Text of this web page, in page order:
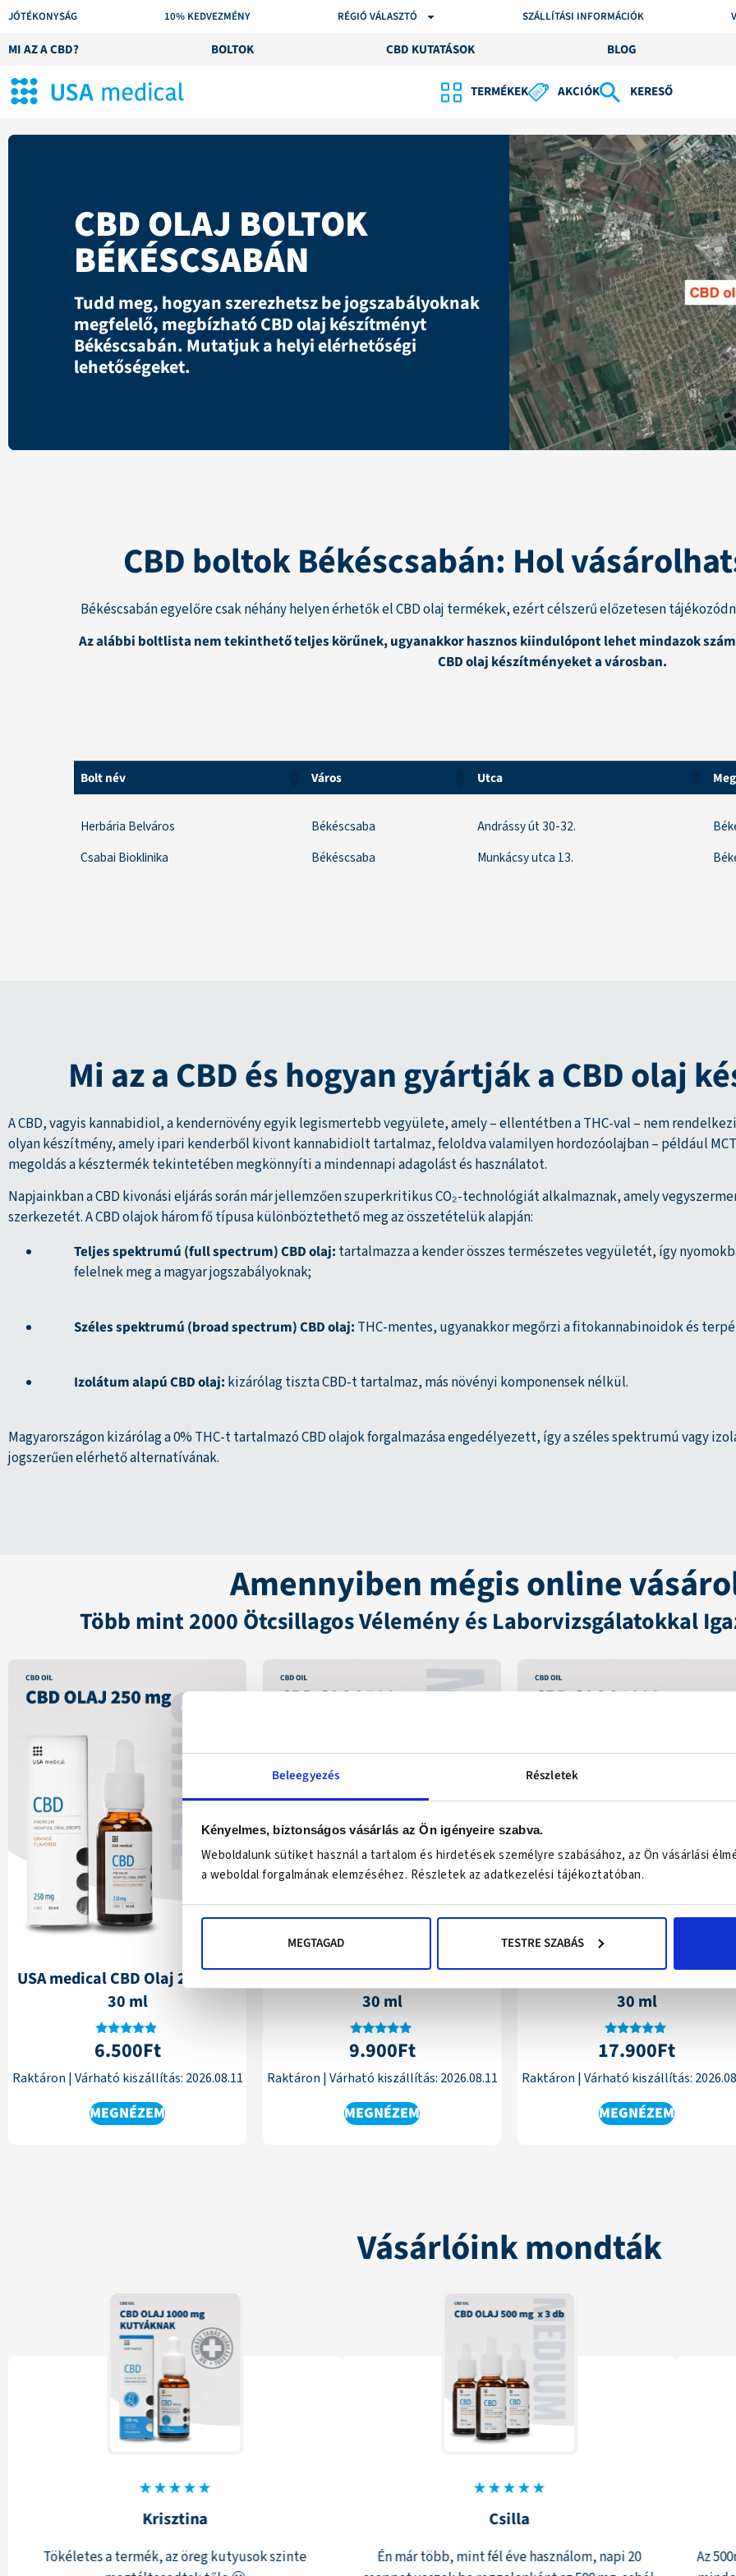
Beleegyezés Részletek
Kényelmes, biztonságos vásárlás az Ön igényeire szabva.
Weboldalunk sütiket használ a tartalom és hirdetések személyre szabásához, az Ön vásárlási
a weboldal forgalmának elemzéséhez. Részletek az adatkezelési tájékoztatóban.
MEGTAGAD TESTRE SZABÁS
JÓTÉKONYSÁG 10% KEDVEZMÉNY RÉGIÓ VÁLASZTÓ SZÁLLÍTÁSI INFORMÁCIÓK
MI AZ A CBD? BOLTOK CBD KUTATÁSOK BLOG
TERMÉKEK AKCIÓK KERESŐ
CBD OLAJ BOLTOK
BÉKÉSCSABÁN
Tudd meg, hogyan szerezhetsz be jogszabályoknak
megfelelő, megbízható CBD olaj készítményt
Békéscsabán. Mutatjuk a helyi elérhetőségi
lehetőségeket.
CBD boltok Békéscsabán: Hol
Békéscsabán egyelőre csak néhány helyen érhetők el CBD olaj termékek, ezért célszerű előzetesen
Az alábbi boltlista nem tekinthető teljes körűnek, ugyanakkor hasznos kiindulópont lehet mindazok
CBD olaj készítményeket a városban.
Bolt név Város Utca
Bolt név Város Utca
Herbária Belváros Békéscsaba Andrássy út 30-32.
Csabai Bioklinika
Békéscsaba Munkácsy utca 13.
Mi az a CBD és hogyan gyártják a CBD olaj
A CBD, vagyis kannabidiol, a kendernövény egyik legismertebb vegyülete, amely – ellentétben a THC-val – nem
olyan készítmény, amely ipari kenderből kivont kannabidiolt tartalmaz, feloldva valamilyen hordozóolajban – például
megoldás a késztermék tekintetében megkönnyíti a mindennapi adagolást és használatot.
Napjainkban a CBD kivonási eljárás során már jellemzően szuperkritikus CO₂-technológiát alkalmaznak, amely
szerkezetét. A CBD olajok három fő típusa különböztethető meg az összetételük alapján:
Teljes spektrumú (full spectrum) CBD olaj: tartalmazza a kender összes természetes vegyületét, így
felelnek meg a magyar jogszabályoknak;
Széles spektrumú (broad spectrum)CBD olaj: THC-mentes, ugyanakkor megőrzi a fitokannabinoidok és
Izolátum alapú CBD olaj: kizárólag tiszta CBD-t tartalmaz, más növényi komponensek nélkül.
Magyarországon kizárólag a 0% THC-t tartalmazó CBD olajok forgalmazása engedélyezett, így a széles spektrumú vagy
jogszerűen elérhető alternatívának.
Amennyiben mégis online
Több mint 2000 Ötcsillagos Vélemény és Laborvizsgálatokkal
USA medical CBD Olaj 250 mg |
30 ml
Értékelés:
4.75
6.500Ft
Raktáron |Várható kiszállítás: 2026.08.11
MEGNÉZEM
30 ml
Értékelés:
4.84
9.900Ft
Raktáron |Várható kiszállítás: 2026.08.11
MEGNÉZEM
Ingyenes kiszállítás
30 ml
Értékelés:
4.87
17.900Ft
Raktáron |Várható kiszállítás:
MEGNÉZEM
Vásárlóink mondták
Krisztina
Tökéletes a termék, az öreg kutyusok szinte
Csilla
Én már több, mint fél éve használom, napi 20
Az